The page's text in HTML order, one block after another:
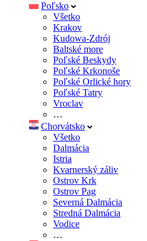
Poľsko
Všetko
Krakov
Kudowa-Zdrój
Baltské more
Poľské Beskydy
Poľské Krkonoše
Poľské Orlické hory
Poľské Tatry
Vroclav
…
Chorvátsko
Všetko
Dalmácia
Istria
Kvarnerský záliv
Ostrov Krk
Ostrov Pag
Severná Dalmácia
Stredná Dalmácia
Vodice
…